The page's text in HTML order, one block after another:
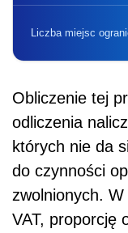
Liczba miejsc
Obliczenie tej
odliczenia
których nie da
do czynności
zwolnionych.
VAT, proporcję